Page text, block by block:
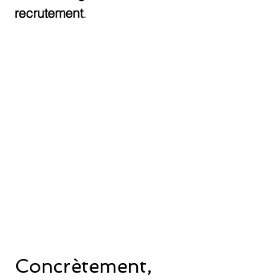
recrutement.
Concrètement,